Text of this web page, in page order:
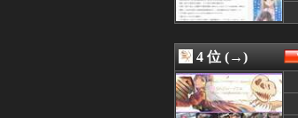
08/08 15:32
08/08 15:30
08/08 15:21
08/08 15:20
08/08 15:20
08/08 15:15
4 位 (→)